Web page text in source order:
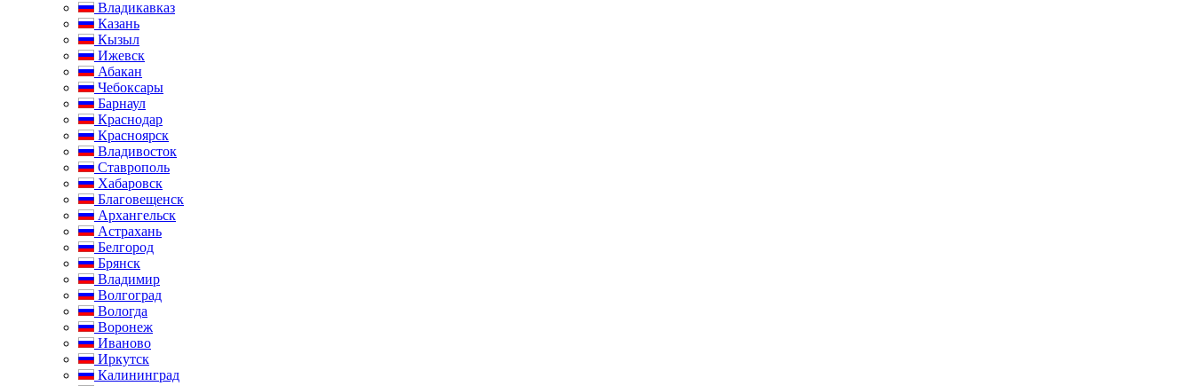
Владикавказ
Казань
Кызыл
Ижевск
Абакан
Чебоксары
Барнаул
Краснодар
Красноярск
Владивосток
Ставрополь
Хабаровск
Благовещенск
Архангельск
Астрахань
Белгород
Брянск
Владимир
Волгоград
Вологда
Воронеж
Иваново
Иркутск
Калининград